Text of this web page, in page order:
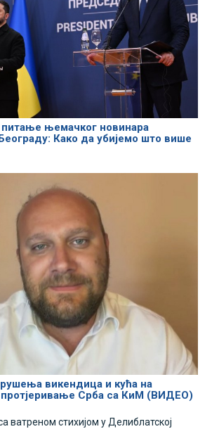
њемачког новинара
Како да убијемо што више
викендица и кућа на
протјеривање Срба са КиМ (ВИДЕО)
ватреном стихијом у Делиблатској